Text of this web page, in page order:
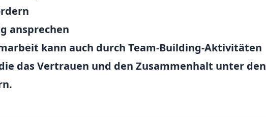
ansprechen
kann auch durch Team-Building-Aktivitäten
das Vertrauen und den Zusammenhalt unter den